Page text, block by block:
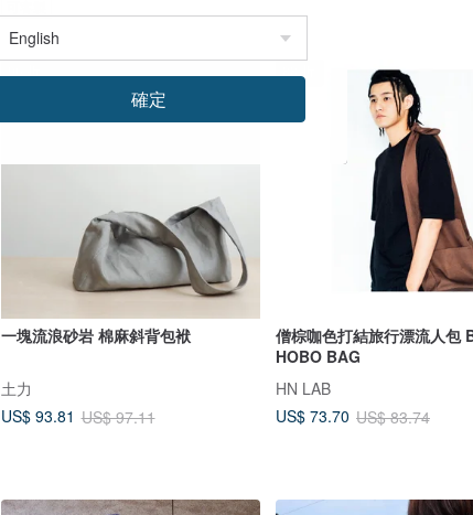
一塊流浪砂岩 棉麻斜背包袱
土力
US$ 93.81 US$ 97.11
僧棕咖色打結旅行漂流人包
HOBO BAG
HN LAB
US$ 73.70 US$ 83.74
確定